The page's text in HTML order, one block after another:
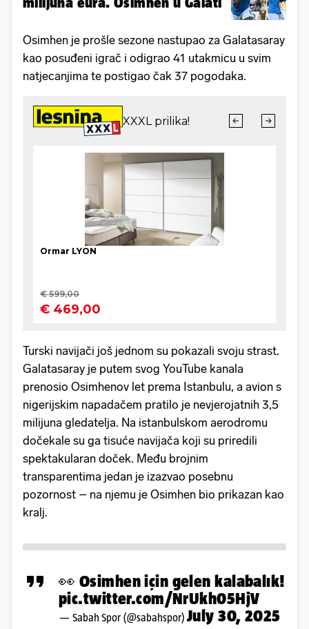
Osimhen je prošle sezone nastupao za Galatasaray
kao posuđeni igrač i odigrao 41 utakmicu u svim
natjecanjima te postigao čak 37 pogodaka.
Turski navijači još jednom su pokazali svoju strast.
Galatasaray je putem svog YouTube kanala
prenosio Osimhenov let prema Istanbulu, a avion s
nigerijskim napadačem pratilo je nevjerojatnih 3,5
milijuna gledatelja. Na istanbulskom aerodromu
dočekale su ga tisuće navijača koji su priredili
spektakularan doček. Među brojnim
transparentima jedan je izazvao posebnu
pozornost – na njemu je Osimhen bio prikazan kao
kralj.
👀 Osimhen için gelen kalabalık!
pic.twitter.com/NrUkh05HjV
— Sabah Spor (@sabahspor) July 30, 2025